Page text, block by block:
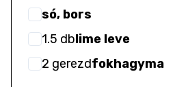
só, bors
1.5 dblime leve
2 gerezdfokhagyma